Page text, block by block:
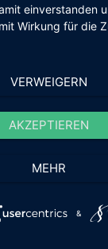
einverstanden
Wirkung für die
VERWEIGERN
AKZEPTIEREN
MEHR
&